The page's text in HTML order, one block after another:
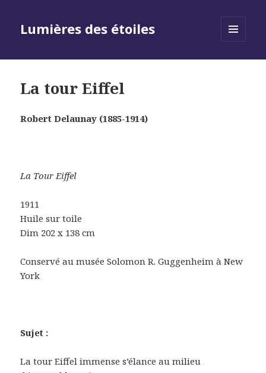
Lumières des étoiles
La tour Eiffel
Robert Delaunay (1885-1914)
La Tour Eiffel
1911
Huile sur toile
Dim 202 x 138 cm
Conservé au musée Solomon R. Guggenheim à New
York
Sujet :
La tour Eiffel immense s’élance au milieu